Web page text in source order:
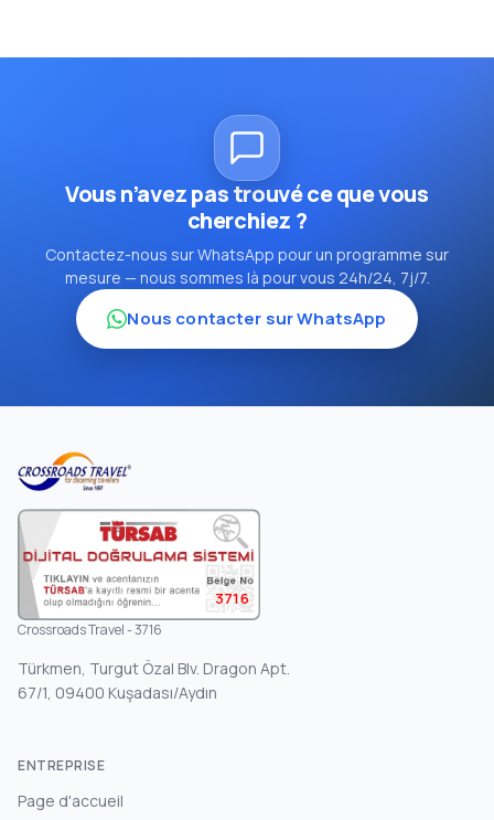
Vous n’avez pas trouvé ce que vous
cherchiez ?
Contactez-nous sur WhatsApp pour un programme sur
mesure — nous sommes là pour vous 24h/24, 7j/7.
Nous contacter sur WhatsApp
3716
Crossroads Travel - 3716
Türkmen, Turgut Özal Blv. Dragon Apt.
67/1, 09400 Kuşadası/Aydın
ENTREPRISE
Page d'accueil